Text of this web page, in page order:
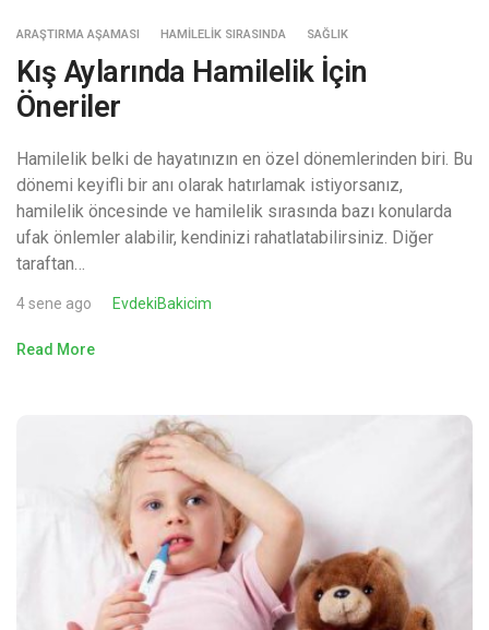
ARAŞTIRMA AŞAMASI HAMILELIK SIRASINDA SAĞLIK
Kış Aylarında Hamilelik İçin
Öneriler
Hamilelik belki de hayatınızın en özel dönemlerinden biri. Bu
dönemi keyifli bir anı olarak hatırlamak istiyorsanız,
hamilelik öncesinde ve hamilelik sırasında bazı konularda
ufak önlemler alabilir, kendinizi rahatlatabilirsiniz. Diğer
taraftan…
4 sene ago EvdekiBakicim
Read More